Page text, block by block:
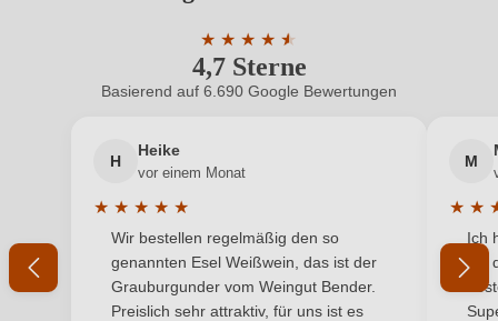
M. Chapoutier
adresse
Tain l'Hermitage, Frankreich
Inhalt 0,75 L
Neuer Kunde? Neuer Kunde?
Ihre E-Mail-Adresse
Ihr Passwort
Ich habe mein Passwort vergessen
4,7 Sterne
★ ★ ★ ★ ★
★
Durchschnittliche Bewertung von 4.7
Basierend auf 6.690 Google Bewertungen
H
Heike
vor einem Monat
★ ★ ★ ★ ★
Durchschnittliche Bewertung von 5 von 5 Sternen
Wir bestellen regelmäßig den so
genannten Esel Weißwein, das ist der
Grauburgunder vom Weingut Bender.
Preislich sehr attraktiv, für uns ist es
M
★ ★
Ich
mit